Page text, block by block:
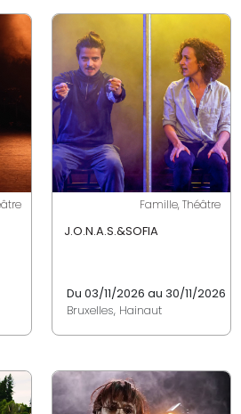
Famille, Théâtre
J.O.N.A.S.&SOFIA
Du 03/11/2026 au 30/11/2026
Bruxelles, Hainaut